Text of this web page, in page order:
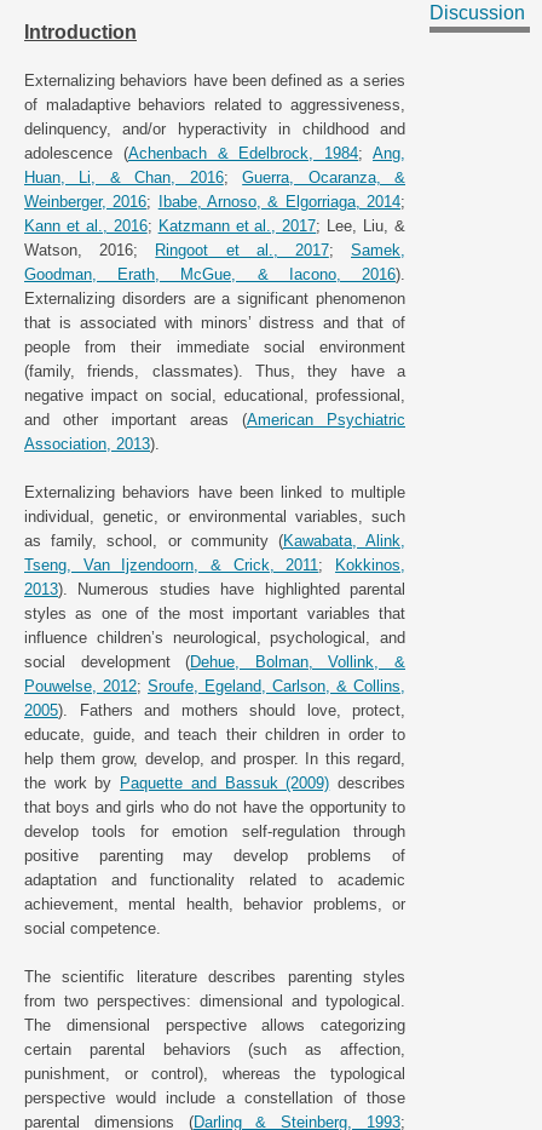
Introduction
Externalizing behaviors have been defined as a series
of maladaptive behaviors related to aggressiveness,
delinquency, and/or hyperactivity in childhood and
adolescence (Achenbach & Edelbrock, 1984;Ang,
Huan, Li, & Chan, 2016;Guerra, Ocaranza, &
Weinberger, 2016; Ibabe, Arnoso, & Elgorriaga, 2014;
Kann et al., 2016; Katzmann et al., 2017; Lee, Liu, &
Watson, 2016; Ringoot et al., 2017;Samek,
Goodman, Erath, McGue, & Iacono, 2016).
Externalizing disorders are a significant phenomenon
that is associated with minors’ distress and that of
people from their immediate social environment
(family, friends, classmates). Thus, they have a
negative impact on social, educational, professional,
and other important areas (American Psychiatric
Association, 2013).
Externalizing behaviors have been linked to multiple
individual, genetic, or environmental variables, such
as family, school, or community (Kawabata, Alink,
Tseng, Van Ijzendoorn, & Crick, 2011 ; Kokkinos,
2013). Numerous studies have highlighted parental
styles as one of the most important variables that
influence children’s neurological, psychological, and
social development (Dehue, Bolman, Vollink, &
Pouwelse, 2012; Sroufe, Egeland, Carlson, & Collins,
2005). Fathers and mothers should love, protect,
educate, guide, and teach their children in order to
help them grow, develop, and prosper. In this regard,
the work by Paquette and Bassuk (2009) describes
that boys and girls who do not have the opportunity to
develop tools for emotion self-regulation through
positive parenting may develop problems of
adaptation and functionality related to academic
achievement, mental health, behavior problems, or
social competence.
The scientific literature describes parenting styles
from two perspectives: dimensional and typological.
The dimensional perspective allows categorizing
certain parental behaviors (such as affection,
punishment, or control), whereas the typological
perspective would include a constellation of those
parental dimensions (Darling & Steinberg, 1993;
Discussion